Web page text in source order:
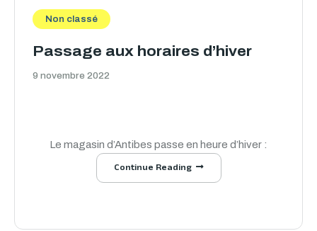
Non classé
Passage aux horaires d’hiver
9 novembre 2022
Le magasin d’Antibes passe en heure d’hiver :
Continue Reading